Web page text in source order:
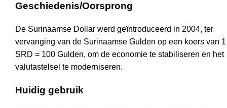
Geschiedenis/Oorsprong
De Surinaamse Dollar werd geïntroduceerd in 2004, ter
vervanging van de Surinaamse Gulden op een koers van 1
SRD = 100 Gulden, om de economie te stabiliseren en het
valutastelsel te moderniseren.
Huidig gebruik